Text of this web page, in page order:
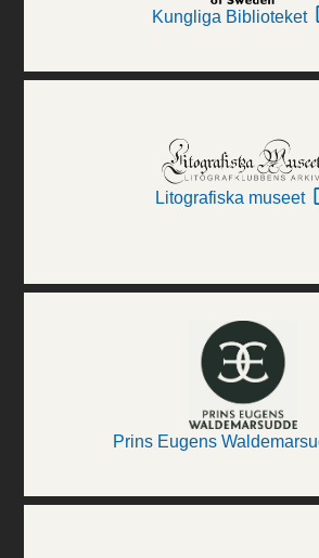
Kungliga Biblioteket
Litografiska museet
Prins Eugens